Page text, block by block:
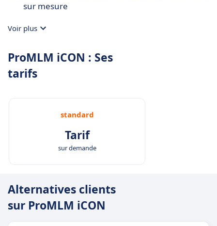
sur mesure
Voir plus
ProMLM iCON : Ses
tarifs
standard
Tarif
sur demande
Alternatives clients
sur ProMLM iCON